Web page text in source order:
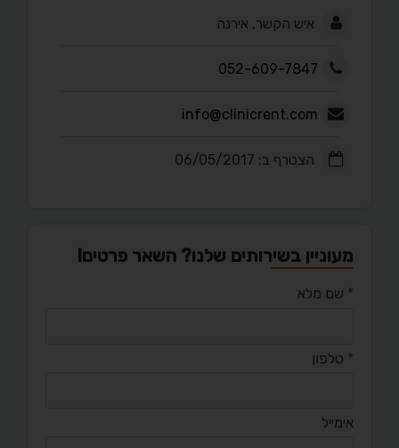
איש הקשר, אירנה
052-609-7847
info@clinicrent.com
הצטרף ב: 06/05/2017
מעוניין בשירותים שלנו? השאר פרטים!
* שם מלא
* טלפון
אימייל